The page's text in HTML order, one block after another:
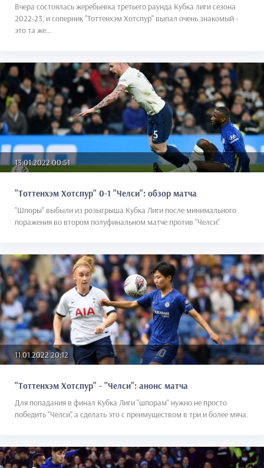
Вчера состоялась жеребьевка третьего раунда Кубка лиги сезона
2022-23, и соперник "Тоттенхэм Хотспур" выпал очень знакомый -
это та же...
13.01.2022 00:51
"Тоттенхэм Хотспур" 0-1 "Челси": обзор матча
"Шпоры" выбыли из розыгрыша Кубка Лиги после минимального
поражения во втором полуфинальном матче против "Челси".
11.01.2022 20:12
"Тоттенхэм Хотспур" - "Челси": анонс матча
Для попадания в финал Кубка Лиги "шпорам" нужно не просто
победить "Челси", а сделать это с преимуществом в три и более мяча.